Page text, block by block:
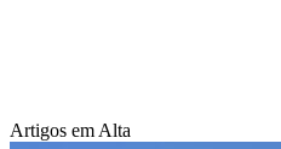
Artigos em Alta